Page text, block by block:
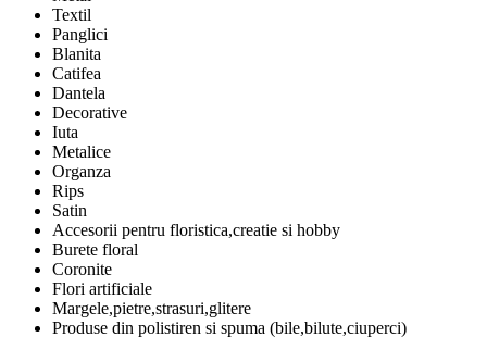
Textil
Panglici
Blanita
Catifea
Dantela
Decorative
Iuta
Metalice
Organza
Rips
Satin
Accesorii pentru floristica,creatie si hobby
Burete floral
Coronite
Flori artificiale
Margele,pietre,strasuri,glitere
Produse din polistiren si spuma (bile,bilute,ciuperci)